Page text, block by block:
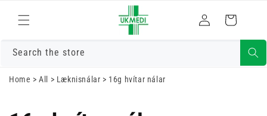
Fara í efni
inn
Karfa
Search the store
Home >All > Læknisnálar > 16g hvítar nálar